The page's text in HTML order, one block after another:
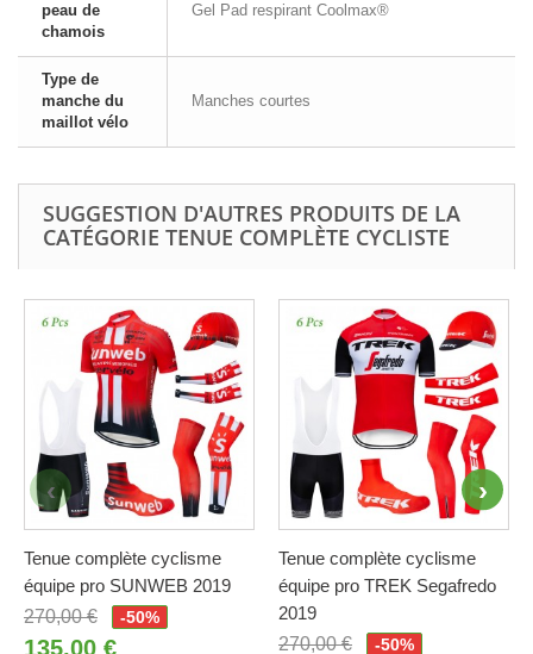
peau de
chamois
Gel Pad respirant Coolmax®
Type de
manche du
maillot vélo
Manches courtes
SUGGESTION D'AUTRES PRODUITS DE LA
CATÉGORIE TENUE COMPLÈTE CYCLISTE
Tenue complète cyclisme
équipe pro SUNWEB 2019
270,00 €
-50%
135,00 €
Tenue complète cyclisme
équipe pro TREK Segafredo
2019
270,00 €
-50%